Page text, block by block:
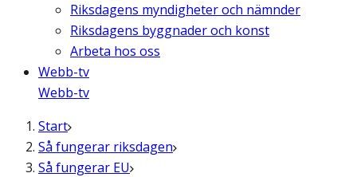
Riksdagens myndigheter och nämnder
Riksdagens byggnader och konst
Arbeta hos oss
Webb-tv
Webb-tv
Start
Så fungerar riksdagen
Så fungerar EU